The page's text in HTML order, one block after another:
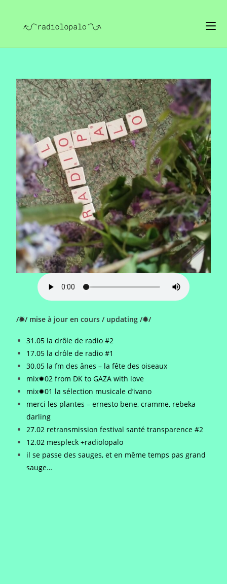
/✹/ mise à jour en cours / updating /✹/
31.05 la drôle de radio #2
17.05 la drôle de radio #1
30.05 la fm des ânes – la fête des oiseaux
mix✹02 from DK to GAZA with love
mix✹01 la sélection musicale d’ivano
merci les plantes – ernesto bene, cramme, rebeka
darling
27.02 retransmission festival santé transparence #2
12.02 mespleck +radiolopalo
il se passe des sauges, et en même temps pas grand
sauge…